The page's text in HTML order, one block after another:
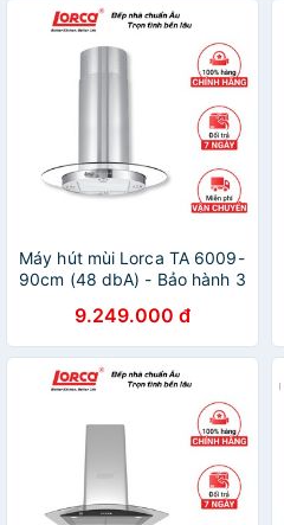
Máy hút mùi Lorca TA 6009-
90cm (48 dbA) - Bảo hành 3
9.249.000 đ